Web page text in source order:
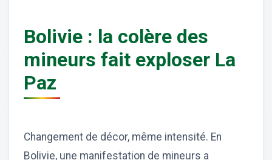
Bolivie : la colère des
mineurs fait exploser La
Paz
Changement de décor, même intensité. En
Bolivie, une manifestation de mineurs a